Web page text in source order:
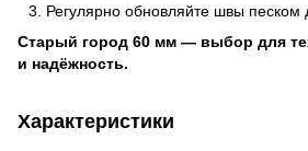
Регулярно обновляйте швы песком
Старый город 60 мм — выбор для
и надёжность.
Характеристики